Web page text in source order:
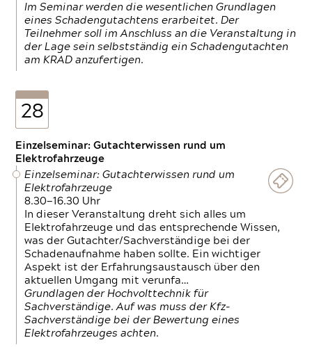
Im Seminar werden die wesentlichen Grundlagen
eines Schadengutachtens erarbeitet. Der
Teilnehmer soll im Anschluss an die Veranstaltung in
der Lage sein selbstständig ein Schadengutachten
am KRAD anzufertigen.
28
Einzelseminar: Gutachterwissen rund um
Elektrofahrzeuge
Einzelseminar: Gutachterwissen rund um
Elektrofahrzeuge
8.30—16.30 Uhr
In dieser Veranstaltung dreht sich alles um
Elektrofahrzeuge und das entsprechende Wissen,
was der Gutachter/Sachverständige bei der
Schadenaufnahme haben sollte. Ein wichtiger
Aspekt ist der Erfahrungsaustausch über den
aktuellen Umgang mit verunfa…
Grundlagen der Hochvolttechnik für
Sachverständige. Auf was muss der Kfz-
Sachverständige bei der Bewertung eines
Elektrofahrzeuges achten.